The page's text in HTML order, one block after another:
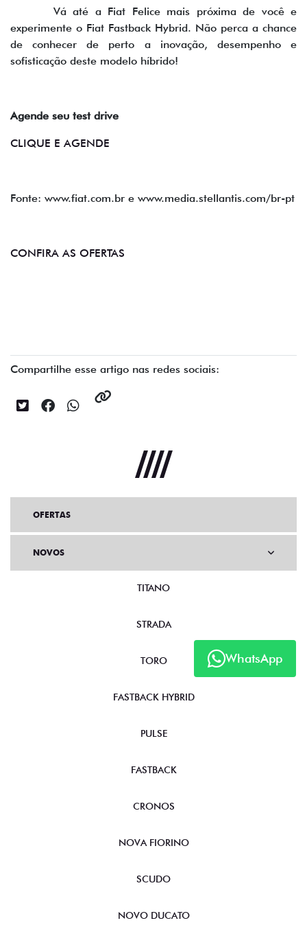
Vá até a Fiat Felice mais próxima de você e
experimente o Fiat Fastback Hybrid. Não perca a chance
de conhecer de perto a inovação, desempenho e
sofisticação deste modelo híbrido!
Agende seu test drive
CLIQUE E AGENDE
Fonte: www.fiat.com.br e www.media.stellantis.com/br-pt
CONFIRA AS OFERTAS
Compartilhe esse artigo nas redes sociais:
WhatsApp
OFERTAS
NOVOS
TITANO
STRADA
TORO
FASTBACK HYBRID
PULSE
FASTBACK
CRONOS
NOVA FIORINO
SCUDO
NOVO DUCATO